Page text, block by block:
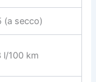
(a secco)
l/100 km